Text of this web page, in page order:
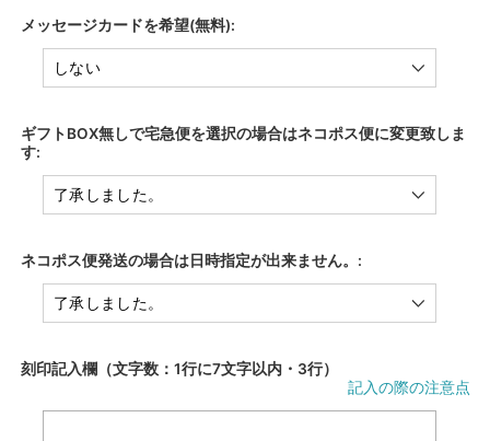
メッセージカードを希望(無料):
ギフトBOX無しで宅急便を選択の場合はネコポス便に変更致しま
す:
ネコポス便発送の場合は日時指定が出来ません。:
刻印記入欄（文字数：1行に7文字以内・3行）
記入の際の注意点